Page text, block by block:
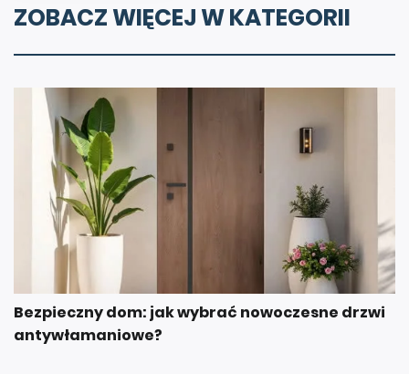
ZOBACZ WIĘCEJ W KATEGORII
Bezpieczny dom: jak wybrać nowoczesne drzwi
antywłamaniowe?